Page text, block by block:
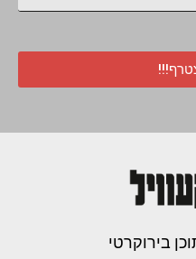
בירוקרטי